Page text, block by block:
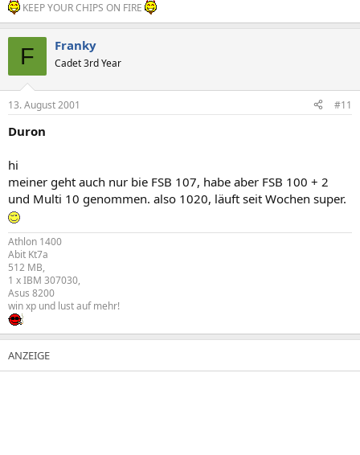
KEEP YOUR CHIPS ON FIRE
F Franky
Cadet 3rd Year
13. August 2001 #11
Duron
hi
meiner geht auch nur bie FSB 107, habe aber FSB 100 + 2
und Multi 10 genommen. also 1020, läuft seit Wochen super.
Athlon 1400
Abit Kt7a
512 MB,
1 x IBM 307030,
Asus 8200
win xp und lust auf mehr!